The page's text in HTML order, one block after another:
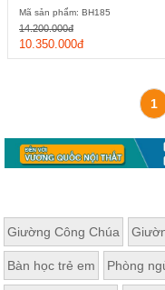
Mã sản phẩm: BH185
10.350.000đ
14.200.000đ
1
Giường Công Chúa
Bàn học trẻ em Phòng